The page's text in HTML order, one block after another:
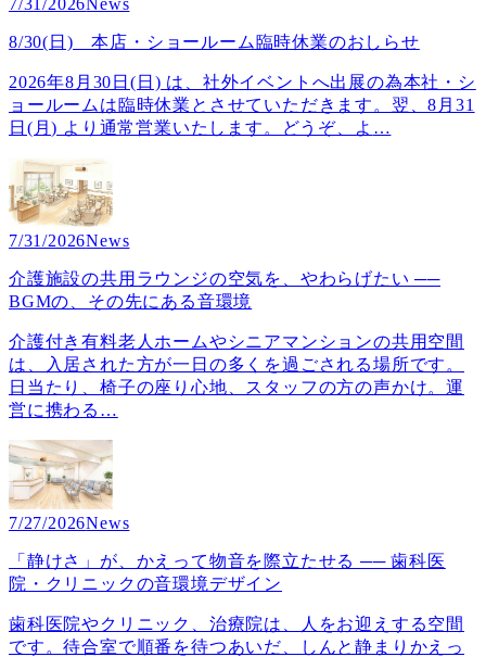
8/30(日) 本店・ショールーム臨時休業のおしらせ
2026年8月30日(日) は、社外イベントへ出展の為本社・シ
ョールームは臨時休業とさせていただきます。翌、8月31
日(月) より通常営業いたします。どうぞ、よ …
7/31/2026News
介護施設の共用ラウンジの空気を、やわらげたい ──
BGMの、その先にある音環境
介護付き有料老人ホームやシニアマンションの共用空間
は、入居された方が一日の多くを過ごされる場所です。
日当たり、椅子の座り心地、スタッフの方の声かけ。運
営に携わる …
7/27/2026News
「静けさ」が、かえって物音を際立たせる ── 歯科医
院・クリニックの音環境デザイン
歯科医院やクリニック、治療院は、人をお迎えする空間
です。待合室で順番を待つあいだ、しんと静まりかえっ